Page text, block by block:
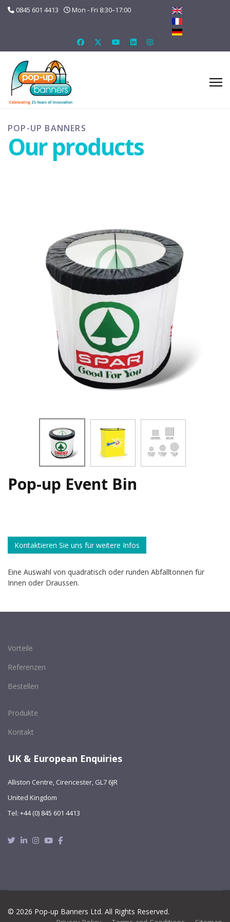
0845 601 4413 Mon - Fri 8:30–17:00
POP-UP BANNERS
Our products
Pop-up Event Bin
Kontaktieren Sie uns für weitere Infos
Eine Auswahl von quadratisch oder runden Abfalltonnen für
Innen oder Draussen.
Vorteile
Referenzen
Bestellen
Produkte
Kontakt
UK & European Enquiries
Alliston Centre, Cirencester, GL7 6JR
United Kingdom
Tel: +44 (0) 845 601 4413
Twitter
Linkedin
Instagram
Youtube
Facebook
© 2026 Pop-up Banners Ltd. All Rights Reserved.